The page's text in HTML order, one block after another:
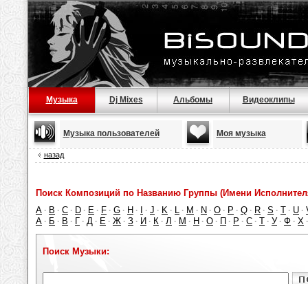
Музыка Dj Mixes Альбомы Видеоклипы
Музыка пользователей Моя музыка
назад
Поиск Композиций по Названию Группы (Имени
A · B · C · D · E · F · G · H · · J · K · L · M · N · O · P · Q · R · S · T · U ·
А · Б · В · Г · Д · Е · Ж · З · И · К · Л · М · Н · О · П · Р · С · Т · У · Ф · Х
Поиск Музыки: